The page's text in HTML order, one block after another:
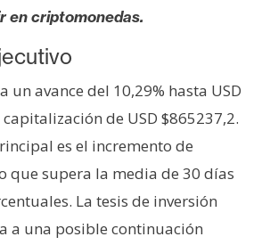
en criptomonedas.
un avance del 10,29% hasta USD
de USD $865237,2.
es el incremento de
que supera la media de 30 días
La tesis de inversión
a una posible continuación